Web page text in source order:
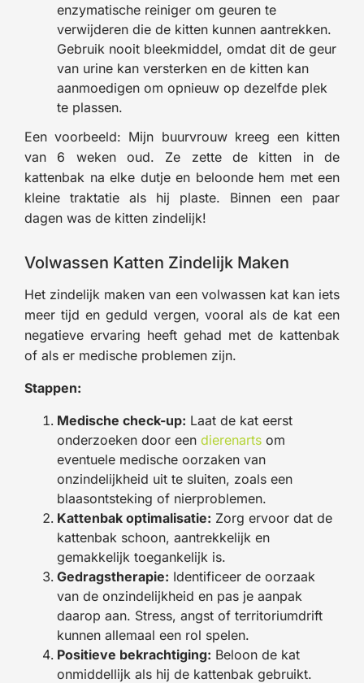
enzymatische reiniger om geuren te
verwijderen die de kitten kunnen aantrekken.
Gebruik nooit bleekmiddel, omdat dit de geur
van urine kan versterken en de kitten kan
aanmoedigen om opnieuw op dezelfde plek
te plassen.
Een voorbeeld: Mijn buurvrouw kreeg een kitten
van 6 weken oud. Ze zette de kitten in de
kattenbak na elke dutje en beloonde hem met een
kleine traktatie als hij plaste. Binnen een paar
dagen was de kitten zindelijk!
Volwassen Katten Zindelijk Maken
Het zindelijk maken van een volwassen kat kan iets
meer tijd en geduld vergen, vooral als de kat een
negatieve ervaring heeft gehad met de kattenbak
of als er medische problemen zijn.
Stappen:
Medische check-up: Laat de kat eerst
onderzoeken door een dierenarts om
eventuele medische oorzaken van
onzindelijkheid uit te sluiten, zoals een
blaasontsteking of nierproblemen.
Kattenbak optimalisatie: Zorg ervoor dat de
kattenbak schoon, aantrekkelijk en
gemakkelijk toegankelijk is.
Gedragstherapie: Identificeer de oorzaak
van de onzindelijkheid en pas je aanpak
daarop aan. Stress, angst of territoriumdrift
kunnen allemaal een rol spelen.
Positieve bekrachtiging: Beloon de kat
onmiddellijk als hij de kattenbak gebruikt.